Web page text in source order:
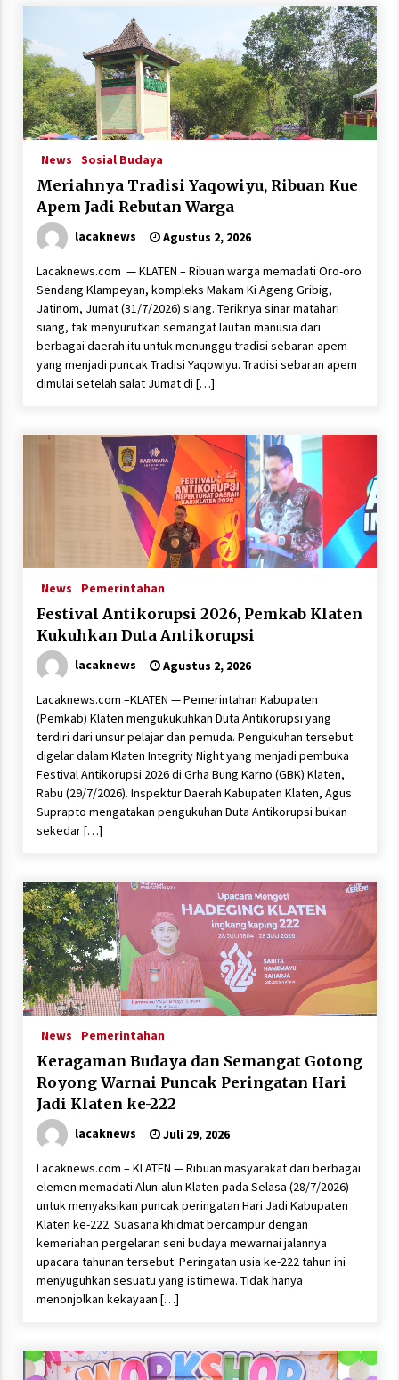
News Sosial Budaya
Meriahnya Tradisi Yaqowiyu, Ribuan Kue
Apem Jadi Rebutan Warga
lacaknews Agustus 2, 2026
Lacaknews.com — KLATEN – Ribuan warga memadati Oro-oro
Sendang Klampeyan, kompleks Makam Ki Ageng Gribig,
Jatinom, Jumat (31/7/2026) siang. Teriknya sinar matahari
siang, tak menyurutkan semangat lautan manusia dari
berbagai daerah itu untuk menunggu tradisi sebaran apem
yang menjadi puncak Tradisi Yaqowiyu. Tradisi sebaran apem
dimulai setelah salat Jumat di […]
News Pemerintahan
Festival Antikorupsi 2026, Pemkab Klaten
Kukuhkan Duta Antikorupsi
lacaknews Agustus 2, 2026
Lacaknews.com –KLATEN — Pemerintahan Kabupaten
(Pemkab) Klaten mengukukuhkan Duta Antikorupsi yang
terdiri dari unsur pelajar dan pemuda. Pengukuhan tersebut
digelar dalam Klaten Integrity Night yang menjadi pembuka
Festival Antikorupsi 2026 di Grha Bung Karno (GBK) Klaten,
Rabu (29/7/2026). Inspektur Daerah Kabupaten Klaten, Agus
Suprapto mengatakan pengukuhan Duta Antikorupsi bukan
sekedar […]
News Pemerintahan
Keragaman Budaya dan Semangat Gotong
Royong Warnai Puncak Peringatan Hari
Jadi Klaten ke-222
lacaknews Juli 29, 2026
Lacaknews.com – KLATEN — Ribuan masyarakat dari berbagai
elemen memadati Alun-alun Klaten pada Selasa (28/7/2026)
untuk menyaksikan puncak peringatan Hari Jadi Kabupaten
Klaten ke-222. Suasana khidmat bercampur dengan
kemeriahan pergelaran seni budaya mewarnai jalannya
upacara tahunan tersebut. Peringatan usia ke-222 tahun ini
menyuguhkan sesuatu yang istimewa. Tidak hanya
menonjolkan kekayaan […]